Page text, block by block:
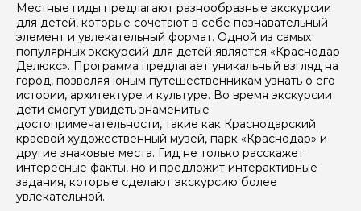
Местные гиды предлагают разнообразные экскурсии
для детей, которые сочетают в себе познавательный
элемент и увлекательный формат. Одной из самых
популярных экскурсий для детей является «Краснодар
Делюкс». Программа предлагает уникальный взгляд на
город, позволяя юным путешественникам узнать о его
истории, архитектуре и культуре. Во время экскурсии
дети смогут увидеть знаменитые
достопримечательности, такие как Краснодарский
краевой художественный музей, парк «Краснодар» и
другие знаковые места. Гид не только расскажет
интересные факты, но и предложит интерактивные
задания, которые сделают экскурсию более
увлекательной.
Вопросы и комментарии
Если у вас есть интересующие вопросы, можете их
задать
Я даю своё согласие на обработку персональных
данных